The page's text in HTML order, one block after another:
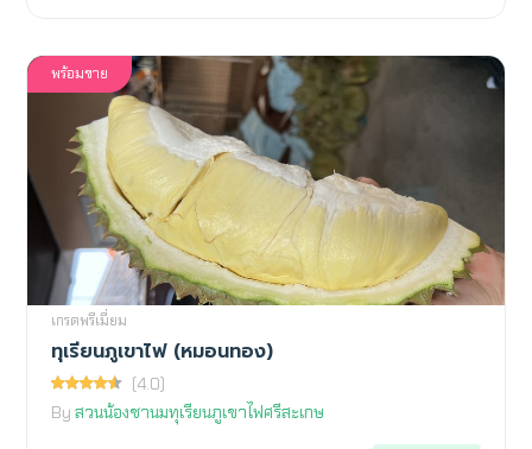
พร้อมขาย
เกรดพรีเมี่ยม
ทุเรียนภูเขาไฟ (หมอนทอง)
(4.0)
By สวนน้องชานมทุเรียนภูเขาไฟศรีสะเกษ